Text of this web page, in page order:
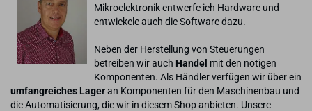
Mikroelektronik entwerfe ich Hardware und
entwickele auch die Software dazu.
Neben der Herstellung von Steuerungen
betreiben wir auch Handel mit den nötigen
Komponenten. Als Händler verfügen wir über ein
umfangreiches Lageran Komponenten für den Maschinenbau und
die Automatisierung, die wir in diesem Shop anbieten. Unsere